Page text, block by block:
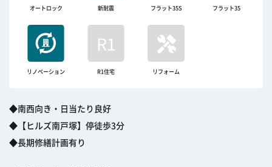
オートロック 新耐震 フラット35S フラット35
リノベーション R1住宅 リフォーム
◆南西向き・日当たり良好
◆【ヒルズ南戸塚】停徒歩3分
◆長期修繕計画有り